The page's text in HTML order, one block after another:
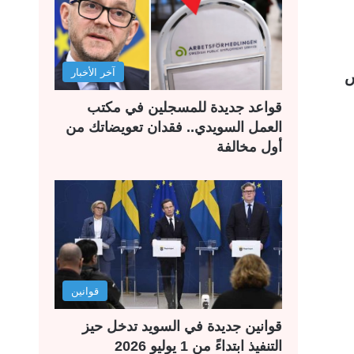
آخر الأخبار
قواعد جديدة للمسجلين في مكتب
العمل السويدي.. فقدان تعويضاتك من
أول مخالفة
قوانين
قوانين جديدة في السويد تدخل حيز
التنفيذ ابتداءً من 1 يوليو 2026